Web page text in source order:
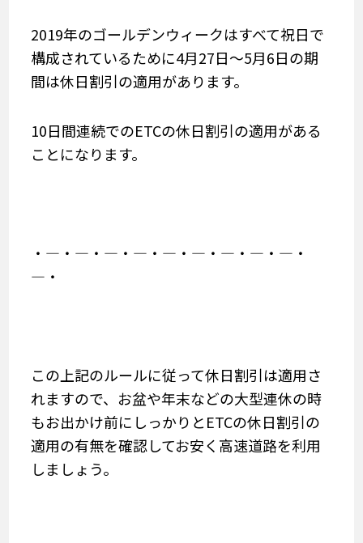
2019年のゴールデンウィークはすべて祝日で
構成されているために4月27日～5月6日の期
間は休日割引の適用があります。
10日間連続でのETCの休日割引の適用がある
ことになります。
・―・―・―・―・―・―・―・―・―・
―・
この上記のルールに従って休日割引は適用さ
れますので、お盆や年末などの大型連休の時
もお出かけ前にしっかりとETCの休日割引の
適用の有無を確認してお安く高速道路を利用
しましょう。